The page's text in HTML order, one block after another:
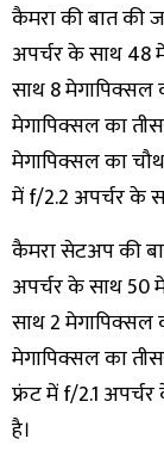
कैमरा की बात की
अपर्चर के साथ 48
साथ 8 मेगापिक्सल
मेगापिक्सल का
मेगापिक्सल का
में f/2.2 अपर्चर के
कैमरा सेटअप की
अपर्चर के साथ 50
साथ 2
मेगापिक्सल का
फ्रंट में f/2.1
है।